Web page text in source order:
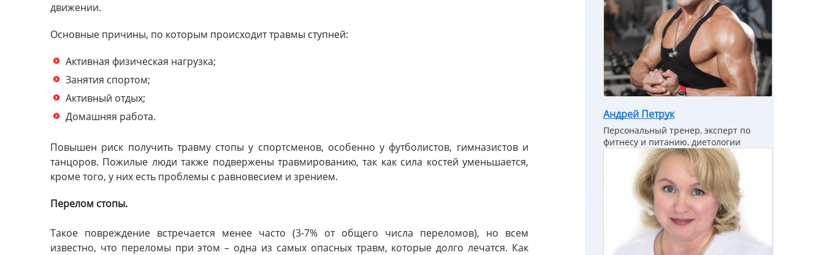
движении.
Основные причины, по которым происходит травмы ступней:
Активная физическая нагрузка;
Занятия спортом;
Активный отдых;
Домашняя работа.
Повышен риск получить травму стопы у спортсменов, особенно у футболистов, гимназистов и
танцоров. Пожилые люди также подвержены травмированию, так как сила костей уменьшается,
кроме того, у них есть проблемы с равновесием и зрением.
Перелом стопы.
Такое повреждение встречается менее часто (3-7% от общего числа переломов), но всем
известно, что переломы при этом – одна из самых опасных травм, которые долго лечатся. Как
Андрей Петрук
Персональный тренер, эксперт по
фитнесу и питанию, диетологии